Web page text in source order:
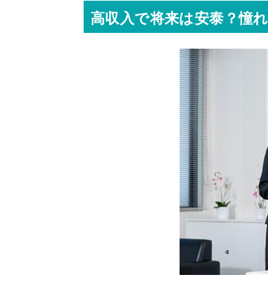
高収入で将来は安泰？憧